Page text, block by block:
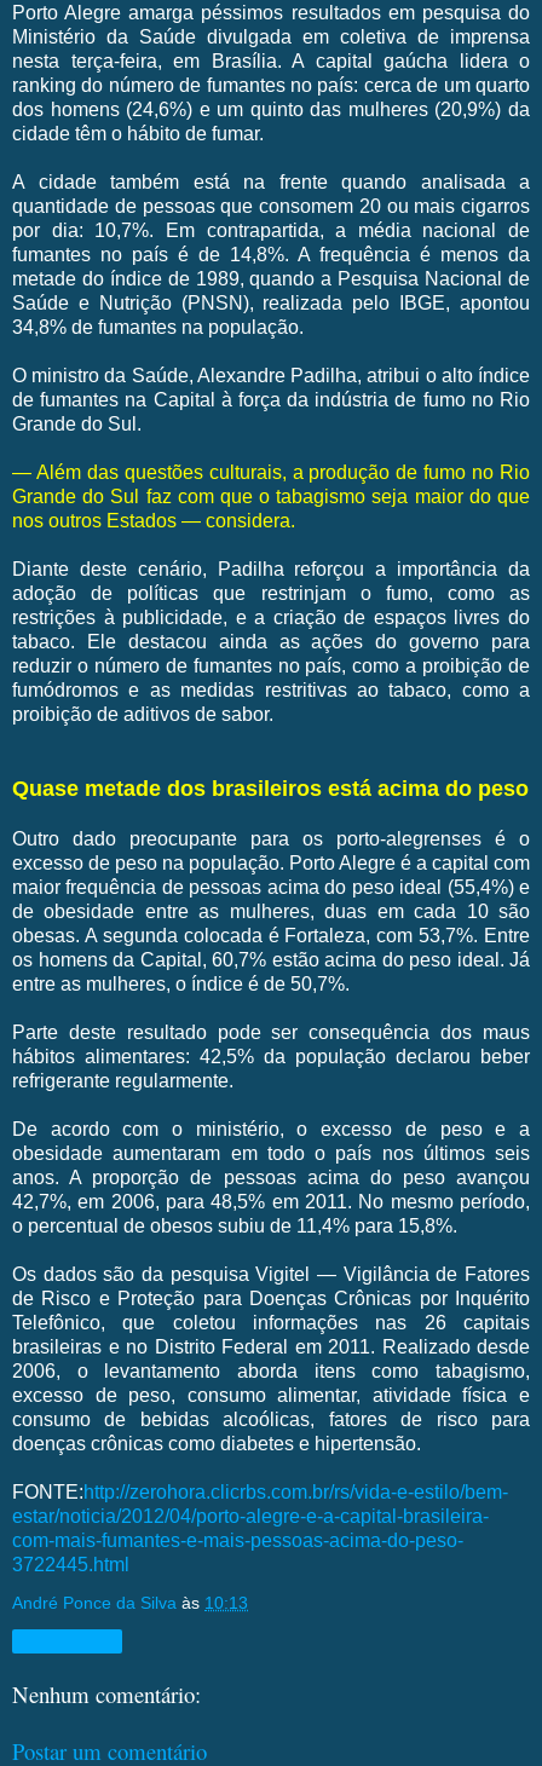
Porto Alegre amarga péssimos resultados em pesquisa do
Ministério da Saúde divulgada em coletiva de imprensa
nesta terça-feira, em Brasília. A capital gaúcha lidera o
ranking do número de fumantes no país: cerca de um quarto
dos homens (24,6%) e um quinto das mulheres (20,9%) da
cidade têm o hábito de fumar.
A cidade também está na frente quando analisada a
quantidade de pessoas que consomem 20 ou mais cigarros
por dia: 10,7%. Em contrapartida, a média nacional de
fumantes no país é de 14,8%. A frequência é menos da
metade do índice de 1989, quando a Pesquisa Nacional de
Saúde e Nutrição (PNSN), realizada pelo IBGE, apontou
34,8% de fumantes na população.
O ministro da Saúde, Alexandre Padilha, atribui o alto índice
de fumantes na Capital à força da indústria de fumo no Rio
Grande do Sul.
— Além das questões culturais, a produção de fumo no Rio
Grande do Sul faz com que o tabagismo seja maior do que
nos outros Estados — considera.
Diante deste cenário, Padilha reforçou a importância da
adoção de políticas que restrinjam o fumo, como as
restrições à publicidade, e a criação de espaços livres do
tabaco. Ele destacou ainda as ações do governo para
reduzir o número de fumantes no país, como a proibição de
fumódromos e as medidas restritivas ao tabaco, como a
proibição de aditivos de sabor.
Quase metade dos brasileiros está acima do peso
Outro dado preocupante para os porto-alegrenses é o
excesso de peso na população. Porto Alegre é a capital com
maior frequência de pessoas acima do peso ideal (55,4%) e
de obesidade entre as mulheres, duas em cada 10 são
obesas. A segunda colocada é Fortaleza, com 53,7%. Entre
os homens da Capital, 60,7% estão acima do peso ideal. Já
entre as mulheres, o índice é de 50,7%.
Parte deste resultado pode ser consequência dos maus
hábitos alimentares: 42,5% da população declarou beber
refrigerante regularmente.
De acordo com o ministério, o excesso de peso e a
obesidade aumentaram em todo o país nos últimos seis
anos. A proporção de pessoas acima do peso avançou
42,7%, em 2006, para 48,5% em 2011. No mesmo período,
o percentual de obesos subiu de 11,4% para 15,8%.
Os dados são da pesquisa Vigitel — Vigilância de Fatores
de Risco e Proteção para Doenças Crônicas por Inquérito
Telefônico, que coletou informações nas 26 capitais
brasileiras e no Distrito Federal em 2011. Realizado desde
2006, o levantamento aborda itens como tabagismo,
excesso de peso, consumo alimentar, atividade física e
consumo de bebidas alcoólicas, fatores de risco para
doenças crônicas como diabetes e hipertensão.
FONTE:http://zerohora.clicrbs.com.br/rs/vida-e-estilo/bem-
estar/noticia/2012/04/porto-alegre-e-a-capital-brasileira-
com-mais-fumantes-e-mais-pessoas-acima-do-peso-
3722445.html
André Ponce da Silva às 10:13
Nenhum comentário:
Postar um comentário